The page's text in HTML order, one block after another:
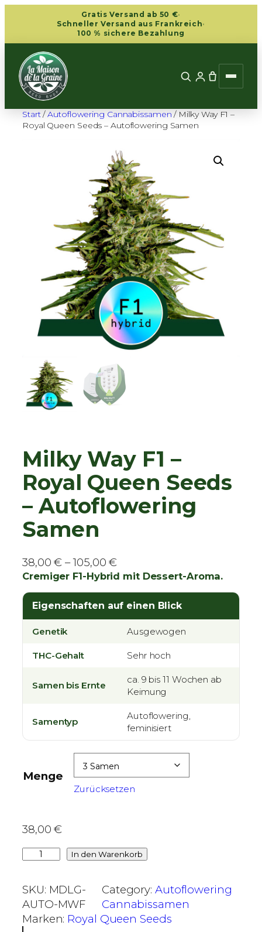
springen
Gratis Versand ab 50 €·
Schneller Versand aus Frankreich·
100 % sichere Bezahlung
Start/Autoflowering Cannabissamen / Milky Way F1 –
Royal Queen Seeds – Autoflowering Samen
Milky Way F1 –
Royal Queen Seeds
– Autoflowering
Samen
38,00€ –105,00€
r
e
i
s
3
8
,
0
0
i
1
Cremiger F1-Hybrid mit Dessert-Aroma.
Eigenschaften auf einen Blick
Genetik Ausgewogen
THC-Gehalt Sehr hoch
Samen bis Ernte
ca. 9 bis 11 Wochen ab
Keimung
Samentyp
Autoflowering,
feminisiert
Menge
Zurücksetzen
38,00€
l
k
y
W
In den Warenkorb
SKU: MDLG-
AUTO-MWF
Category: Autoflowering
Cannabissamen
Marken: Royal Queen Seeds